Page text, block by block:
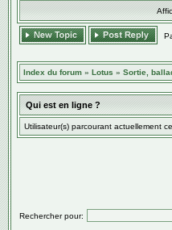
Index du forum » Lotus » Sortie,
Qui est en ligne ?
Utilisateur(s) parcourant actuellement
Rechercher pour: